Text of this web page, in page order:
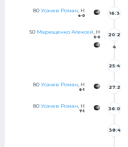
80 Усачев Роман, Н
4-0 16:3
50 Марющенко Алексей, Н
5-0 20:2
4
25:4
80 Усачев Роман, Н
6-1 27:2
80 Усачев Роман, Н
7-1 36:0
38:4